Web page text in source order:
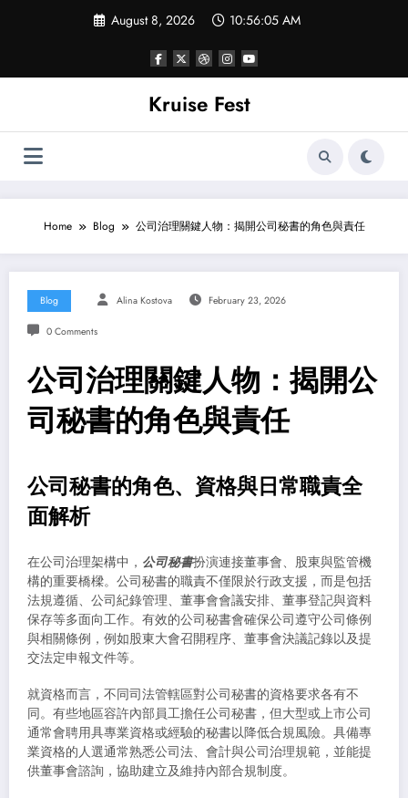
August 8, 2026 10:56:06 AM
Kruise Fest
Home Blog 公司治理關鍵人物：揭開公司秘書的角色與責任
Blog Alina Kostova February 23, 2026
0 Comments
公司治理關鍵人物：揭開公
司秘書的角色與責任
公司秘書的角色、資格與日常職責全
面解析
在公司治理架構中， 公司秘書扮演連接董事會、股東與監管機
構的重要橋樑。公司秘書的職責不僅限於行政支援，而是包括
法規遵循、公司紀錄管理、董事會會議安排、董事登記與資料
保存等多面向工作。有效的公司秘書會確保公司遵守公司條例
與相關條例，例如股東大會召開程序、董事會決議記錄以及提
交法定申報文件等。
就資格而言，不同司法管轄區對公司秘書的資格要求各有不
同。有些地區容許內部員工擔任公司秘書，但大型或上市公司
通常會聘用具專業資格或經驗的秘書以降低合規風險。具備專
業資格的人選通常熟悉公司法、會計與公司治理規範，並能提
供董事會諮詢，協助建立及維持內部合規制度。